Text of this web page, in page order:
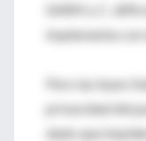
SARM y C.
implementa
Pero las leyes
privacidad del
dado que